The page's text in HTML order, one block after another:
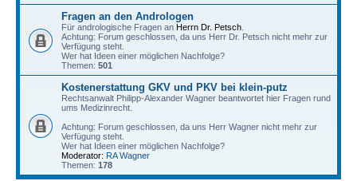
Fragen an den Andrologen
Für andrologische Fragen an Herrn Dr. Petsch
Achtung: Forum geschlossen, da uns Herr Dr. Petsch nicht mehr zur
Verfügung steht.
Wer hat Ideen einer möglichen Nachfolge?
Themen: 501
Kostenerstattung GKV und PKV bei klein-putz
Rechtsanwalt Philipp-Alexander Wagner beantwortet hier Fragen rund
ums Medizinrecht.
Achtung: Forum geschlossen, da uns Herr Wagner nicht mehr zur
Verfügung steht.
Wer hat Ideen einer möglichen Nachfolge?
Moderator: RA Wagner
Themen: 178